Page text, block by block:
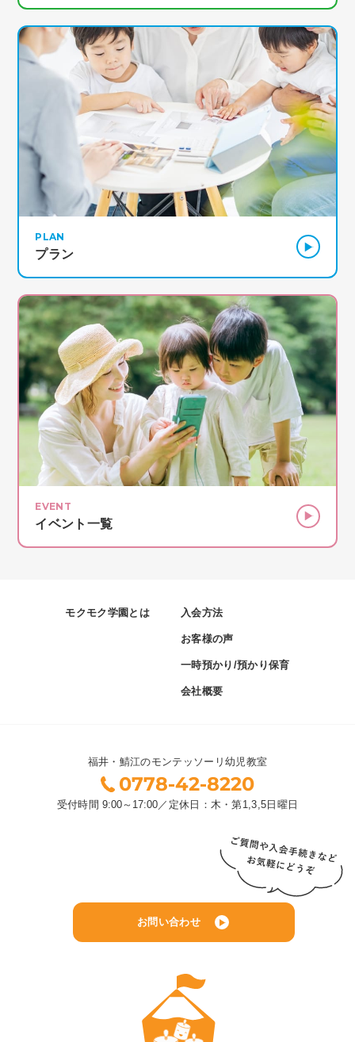
PLAN
プラン
EVENT
イベント一覧
モクモク学園とは 入会方法
お客様の声
一時預かり/預かり保育
会社概要
福井・鯖江のモンテッソーリ幼児教室
0778-42-8220
受付時間9:00～17:00 ／ 定休日：木・第1,3,5日曜日
お問い合わせ